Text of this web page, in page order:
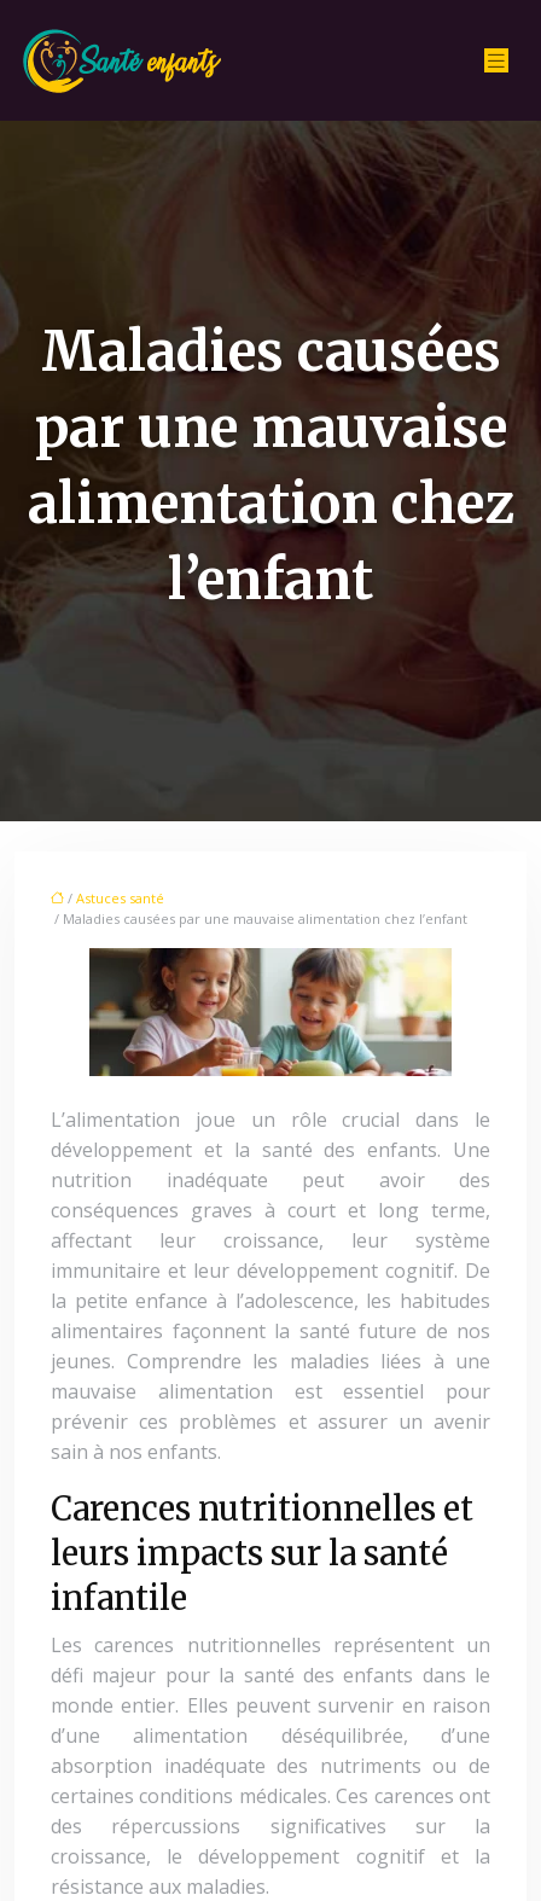
Maladies causées
par une mauvaise
alimentation chez
l’enfant
/ Astuces santé
/ Maladies causées par une mauvaise alimentation chez l’enfant
L’alimentation joue un rôle crucial dans le
développement et la santé des enfants. Une
nutrition inadéquate peut avoir des
conséquences graves à court et long terme,
affectant leur croissance, leur système
immunitaire et leur développement cognitif. De
la petite enfance à l’adolescence, les habitudes
alimentaires façonnent la santé future de nos
jeunes. Comprendre les maladies liées à une
mauvaise alimentation est essentiel pour
prévenir ces problèmes et assurer un avenir
sain à nos enfants.
Carences nutritionnelles et
leurs impacts sur la santé
infantile
Les carences nutritionnelles représentent un
défi majeur pour la santé des enfants dans le
monde entier. Elles peuvent survenir en raison
d’une alimentation déséquilibrée, d’une
absorption inadéquate des nutriments ou de
certaines conditions médicales. Ces carences ont
des répercussions significatives sur la
croissance, le développement cognitif et la
résistance aux maladies.